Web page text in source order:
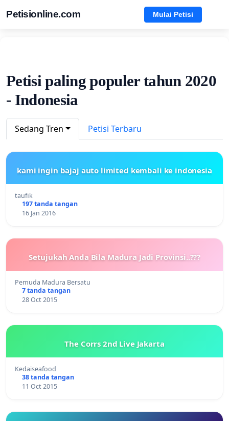
Petisionline.com Mulai Petisi
Petisi paling populer tahun 2020
- Indonesia
Sedang Tren Petisi Terbaru
kami ingin bajaj auto limited kembali ke indonesia
taufik
197 tanda tangan
16 Jan 2016
Setujukah Anda Bila Madura Jadi Provinsi..???
Pemuda Madura Bersatu
7 tanda tangan
28 Oct 2015
The Corrs 2nd Live Jakarta
Kedaiseafood
38 tanda tangan
11 Oct 2015